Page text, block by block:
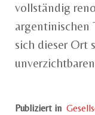
vollständig
argentinischen
sich dieser Ort
Publiziert in